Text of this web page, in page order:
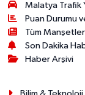
Malatya Trafik
Puan Durumu
Tüm Manşetler
Son Dakika
Haber Arşivi